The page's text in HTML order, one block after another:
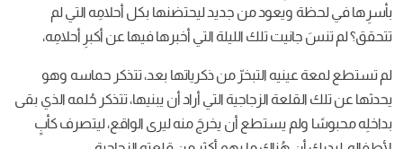
بأسرِها في لحظة ويعود من جديد ليحتضنها بكل أحلامِه التي لم
تتحقق؟ لم تنسَ جانيت تلك الليلة التي أخبرها فيها عن أكبرِ أحلامِه،
لم تستطع لمعة عينيه التبخرّ من ذكرياتها بعد، تتذكر حماسه وهو
يحدثها عن تلك القلعة الزجاجية التي أراد أن يبنيها، تتذكر حُلمه الذي بقى
بداخلِه محبوسًا ولم يستطع أن يخرجَ منه ليرى الواقع، ليتصرف كأبٍ